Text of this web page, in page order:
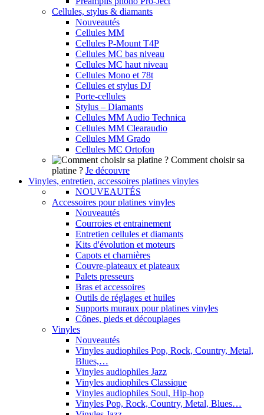
Cellules, stylus & diamants
Nouveautés
Cellules MM
Cellules P-Mount T4P
Cellules MC bas niveau
Cellules MC haut niveau
Cellules Mono et 78t
Cellules et stylus DJ
Porte-cellules
Stylus – Diamants
Cellules MM Audio Technica
Cellules MM Clearaudio
Cellules MM Grado
Cellules MC Ortofon
Comment choisir sa
platine ? Je découvre
Vinyles, entretien, accessoires platines vinyles
NOUVEAUTÉS
Accessoires pour platines vinyles
Nouveautés
Courroies et entrainement
Entretien cellules et diamants
Kits d'évolution et moteurs
Capots et charnières
Couvre-plateaux et plateaux
Palets presseurs
Bras et accessoires
Outils de réglages et huiles
Supports muraux pour platines vinyles
Cônes, pieds et découplages
Vinyles
Nouveautés
Vinyles audiophiles Pop, Rock, Country, Metal,
Blues,…
Vinyles audiophiles Jazz
Vinyles audiophiles Classique
Vinyles audiophiles Soul, Hip-hop
Vinyles Pop, Rock, Country, Metal, Blues…